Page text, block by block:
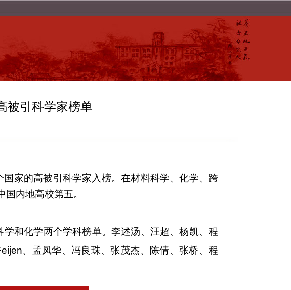
被引科学家榜单
国家的高被引科学家入榜。在材料科学、化学、跨
国内地高校第五。
和化学两个学科榜单。李述汤、汪超、杨凯、程
、孟凤华、冯良珠、张茂杰、陈倩、张桥、程